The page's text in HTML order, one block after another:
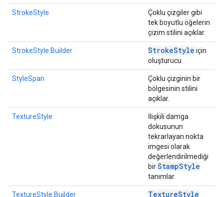
StrokeStyle
Çoklu çizgiler gibi
tek boyutlu öğelerin
çizim stilini açıklar.
StrokeStyle.Builder StrokeStyle için
oluşturucu.
StyleSpan
Çoklu çizginin bir
bölgesinin stilini
açıklar.
TextureStyle
İlişkili damga
dokusunun
tekrarlayan nokta
imgesi olarak
değerlendirilmediği
birStampStyle
tanımlar.
TextureStyle.Builder TextureStyle